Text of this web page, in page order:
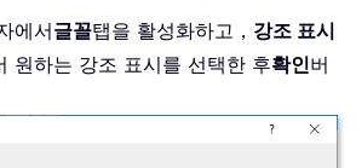
에서글꼴탭을 활성화하고， 강조 표시
원하는 강조 표시를 선택한 후확인버